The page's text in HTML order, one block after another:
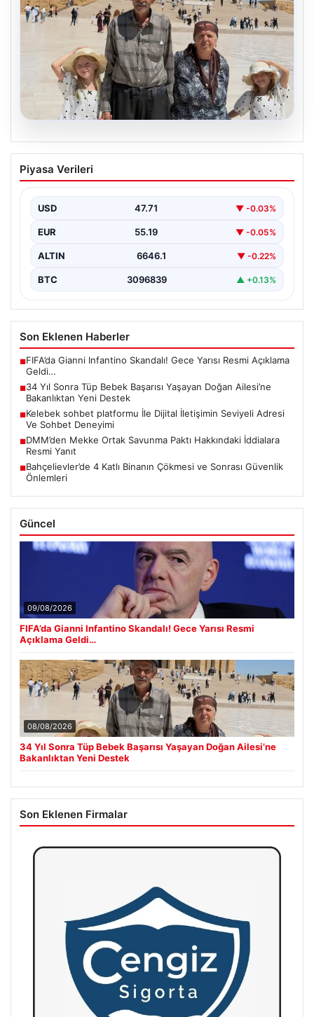
08.08.2026
34 Yıl Sonra Tüp Bebek Başarısı
Yaşayan Doğan Ailesi’ne Bakanlıktan
Uzun yıllardır çocuk özlemi çeken Adıyamanlı Doğan
Piyasa Verileri
USD 47.71 ▼ -0.03%
EUR 55.19 ▼ -0.05%
ALTIN 6646.1 ▼ -0.22%
BTC 3096839 ▲ +0.13%
Son Eklenen Haberler
■FIFA’da Gianni Infantino Skandalı! Gece Yarısı Resmi Açıklama
Geldi…
■34 Yıl Sonra Tüp Bebek Başarısı Yaşayan Doğan Ailesi’ne
Bakanlıktan Yeni Destek
■Kelebek sohbet platformu İle Dijital İletişimin Seviyeli Adresi
Ve Sohbet Deneyimi
■DMM’den Mekke Ortak Savunma Paktı Hakkındaki İddialara
Resmi Yanıt
■Bahçelievler’de 4 Katlı Binanın Çökmesi ve Sonrası Güvenlik
Önlemleri
Güncel
09/08/2026
FIFA’da Gianni Infantino Skandalı! Gece Yarısı Resmi
Açıklama Geldi…
08/08/2026
34 Yıl Sonra Tüp Bebek Başarısı Yaşayan Doğan Ailesi’ne
Bakanlıktan Yeni Destek
Son Eklenen Firmalar